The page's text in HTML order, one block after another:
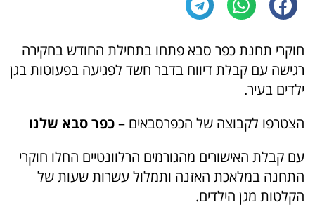
חוקרי תחנת כפר סבא פתחו בתחילת החודש בחקירה
רגישה עם קבלת דיווח בדבר חשד לפגיעה בפעוטות בגן
ילדים בעיר.
הצטרפו לקבוצה של הכפרסבאים –כפר סבא שלנו
עם קבלת האישורים מהגורמים הרלוונטיים החלו חוקרי
התחנה במלאכת האזנה ותמלול עשרות שעות של
הקלטות מגן הילדים.